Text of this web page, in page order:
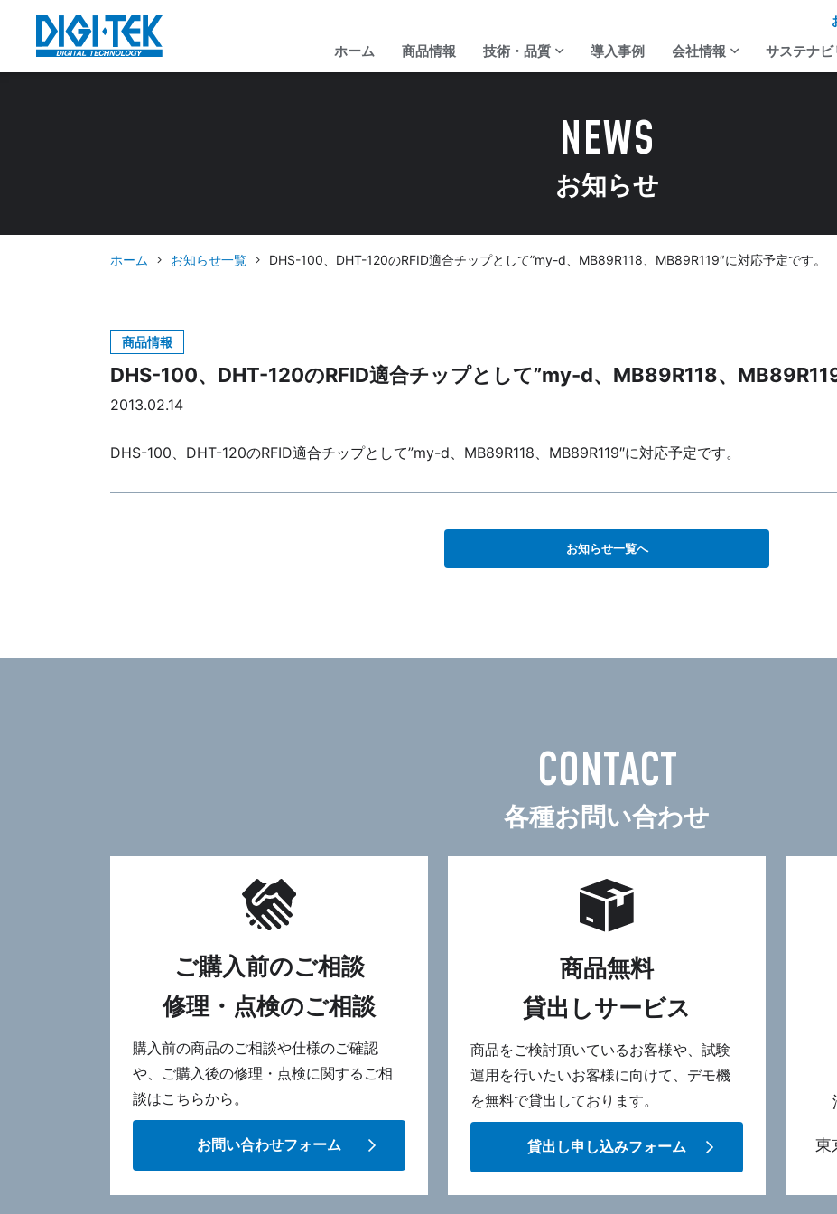
ホーム 商品情報 技術・品質 導入事例 会社情報 サステナビ
NEWS
お知らせ
ホーム お知らせ一覧 DHS-100、DHT-120のRFID適合チップとして”my-d、MB89R118、MB89R119″に対応予定です。
商品情報
DHS-100、DHT-120のRFID適合チップとして”my-d、MB89R118、
2013.02.14
DHS-100、DHT-120のRFID適合チップとして”my-d、MB89R118、MB89R119″に対応予定です。
お知らせ一覧へ
CONTACT
各種お問い合わせ
ご購入前のご相談
修理・点検のご相談
購入前の商品のご相談や仕様のご確認
や、ご購入後の修理・点検に関するご相
談はこちらから。
お問い合わせフォーム
商品無料
貸出しサービス
商品をご検討頂いているお客様や、試験
運用を行いたいお客様に向けて、デモ機
を無料で貸出しております。
貸出し申し込みフォーム 東